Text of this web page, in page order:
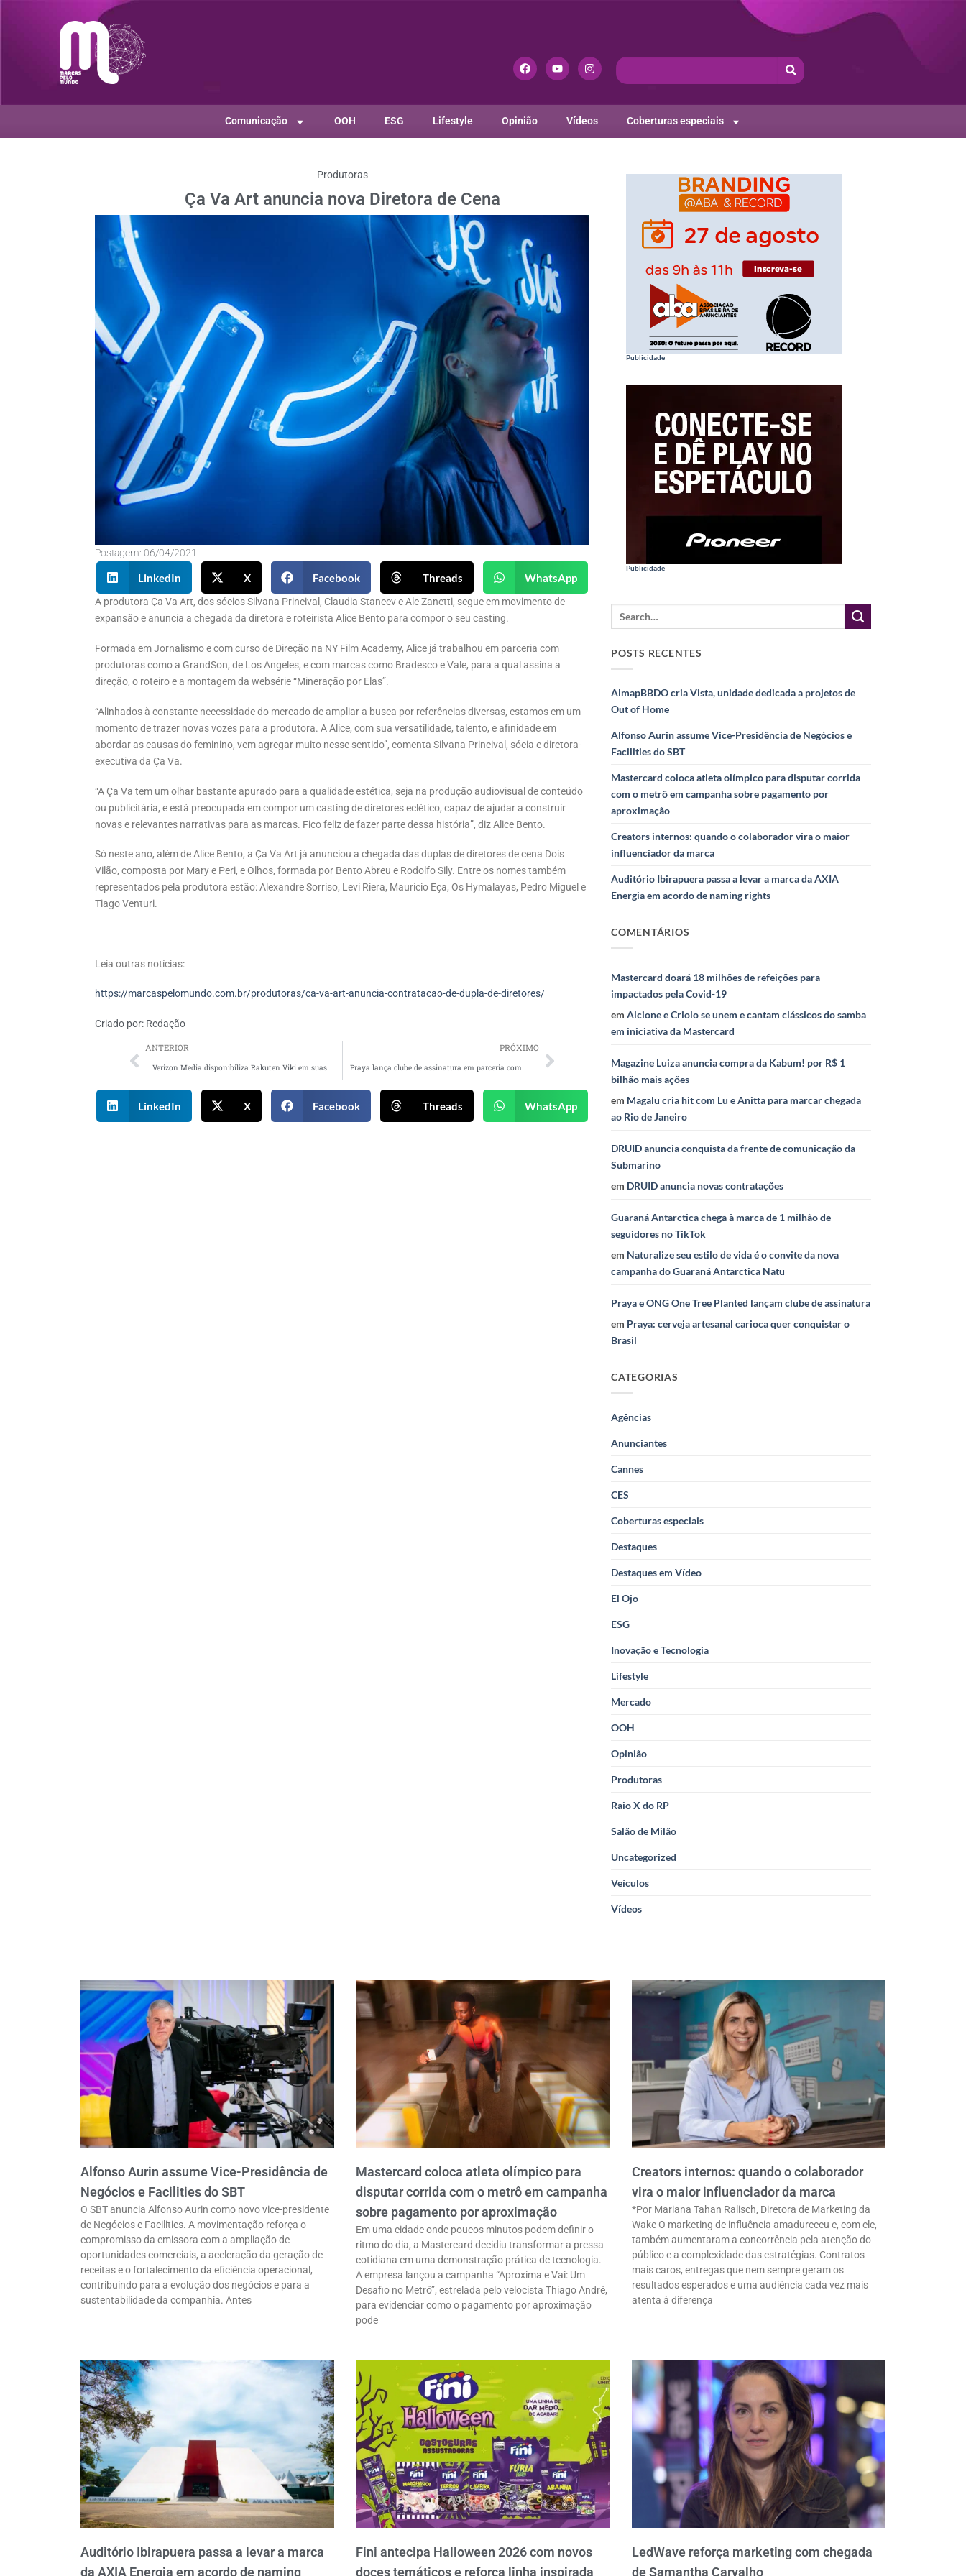
Comunicação OOH ESG Lifestyle Opinião Vídeos Coberturas especiais
Produtoras
Ça Va Art anuncia nova Diretora de Cena
Postagem: 06/04/2021
LinkedIn X Facebook Threads WhatsApp
A produtora Ça Va Art, dos sócios Silvana Princival, Claudia Stancev e Ale Zanetti, segue em movimento de
expansão e anuncia a chegada da diretora e roteirista Alice Bento para compor o seu casting.
Formada em Jornalismo e com curso de Direção na NY Film Academy, Alice já trabalhou em parceria com
produtoras como a GrandSon, de Los Angeles, e com marcas como Bradesco e Vale, para a qual assina a
direção, o roteiro e a montagem da websérie “Mineração por Elas”.
“Alinhados à constante necessidade do mercado de ampliar a busca por referências diversas, estamos em um
momento de trazer novas vozes para a produtora. A Alice, com sua versatilidade, talento, e afinidade em
abordar as causas do feminino, vem agregar muito nesse sentido”, comenta Silvana Princival, sócia e diretora-
executiva da Ça Va.
“A Ça Va tem um olhar bastante apurado para a qualidade estética, seja na produção audiovisual de conteúdo
ou publicitária, e está preocupada em compor um casting de diretores eclético, capaz de ajudar a construir
novas e relevantes narrativas para as marcas. Fico feliz de fazer parte dessa história”, diz Alice Bento.
Só neste ano, além de Alice Bento, a Ça Va Art já anunciou a chegada das duplas de diretores de cena Dois
Vilão, composta por Mary e Peri, e Olhos, formada por Bento Abreu e Rodolfo Sily. Entre os nomes também
representados pela produtora estão: Alexandre Sorriso, Levi Riera, Maurício Eça, Os Hymalayas, Pedro Miguel e
Tiago Venturi.
Leia outras notícias:
https://marcaspelomundo.com.br/produtoras/ca-va-art-anuncia-contratacao-de-dupla-de-diretores/
Criado por: Redação
ANTERIOR
Verizon Media disponibiliza Rakuten Viki em suas plataformas
PRÓXIMO
Praya lança clube de assinatura em parceria com a ONG One Tree Planted
LinkedIn X Facebook Threads WhatsApp
Publicidade
Publicidade
POSTS RECENTES
AlmapBBDO cria Vista, unidade dedicada a projetos de
Out of Home
Alfonso Aurin assume Vice-Presidência de Negócios e
Facilities do SBT
Mastercard coloca atleta olímpico para disputar corrida
com o metrô em campanha sobre pagamento por
aproximação
Creators internos: quando o colaborador vira o maior
influenciador da marca
Auditório Ibirapuera passa a levar a marca da AXIA
Energia em acordo de naming rights
COMENTÁRIOS
Mastercard doará 18 milhões de refeições para
impactados pela Covid-19
emAlcione e Criolo se unem e cantam clássicos do samba
em iniciativa da Mastercard
Magazine Luiza anuncia compra da Kabum! por R$ 1
bilhão mais ações
em Magalu cria hit com Lu e Anitta para marcar chegada
ao Rio de Janeiro
DRUID anuncia conquista da frente de comunicação da
Submarino
em DRUID anuncia novas contratações
Guaraná Antarctica chega à marca de 1 milhão de
seguidores no TikTok
em Naturalize seu estilo de vida é o convite da nova
campanha do Guaraná Antarctica Natu
Praya e ONG One Tree Planted lançam clube de assinatura
em Praya: cerveja artesanal carioca quer conquistar o
Brasil
CATEGORIAS
Agências
Anunciantes
Cannes
CES
Coberturas especiais
Destaques
Destaques em Vídeo
El Ojo
ESG
Inovação e Tecnologia
Lifestyle
Mercado
OOH
Opinião
Produtoras
Raio X do RP
Salão de Milão
Uncategorized
Veículos
Vídeos
Alfonso Aurin assume Vice-Presidência de
Negócios e Facilities do SBT
O SBT anuncia Alfonso Aurin como novo vice-presidente
de Negócios e Facilities. A movimentação reforça o
compromisso da emissora com a ampliação de
oportunidades comerciais, a aceleração da geração de
receitas e o fortalecimento da eficiência operacional,
contribuindo para a evolução dos negócios e para a
sustentabilidade da companhia. Antes
Mastercard coloca atleta olímpico para
disputar corrida com o metrô em campanha
sobre pagamento por aproximação
Em uma cidade onde poucos minutos podem definir o
ritmo do dia, a Mastercard decidiu transformar a pressa
cotidiana em uma demonstração prática de tecnologia.
A empresa lançou a campanha “Aproxima e Vai: Um
Desafio no Metrô”, estrelada pelo velocista Thiago André,
para evidenciar como o pagamento por aproximação
pode
Creators internos: quando o colaborador
vira o maior influenciador da marca
*Por Mariana Tahan Ralisch, Diretora de Marketing da
Wake O marketing de influência amadureceu e, com ele,
também aumentaram a concorrência pela atenção do
público e a complexidade das estratégias. Contratos
mais caros, entregas que nem sempre geram os
resultados esperados e uma audiência cada vez mais
atenta à diferença
Auditório Ibirapuera passa a levar a marca
da AXIA Energia em acordo de naming
Fini antecipa Halloween 2026 com novos
doces temáticos e reforça linha inspirada
LedWave reforça marketing com chegada
de Samantha Carvalho